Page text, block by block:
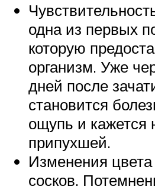
одна из первых
которую
организм. Уже
дней после
становится
ощупь и кажется
припухшей.
Изменения
сосков.